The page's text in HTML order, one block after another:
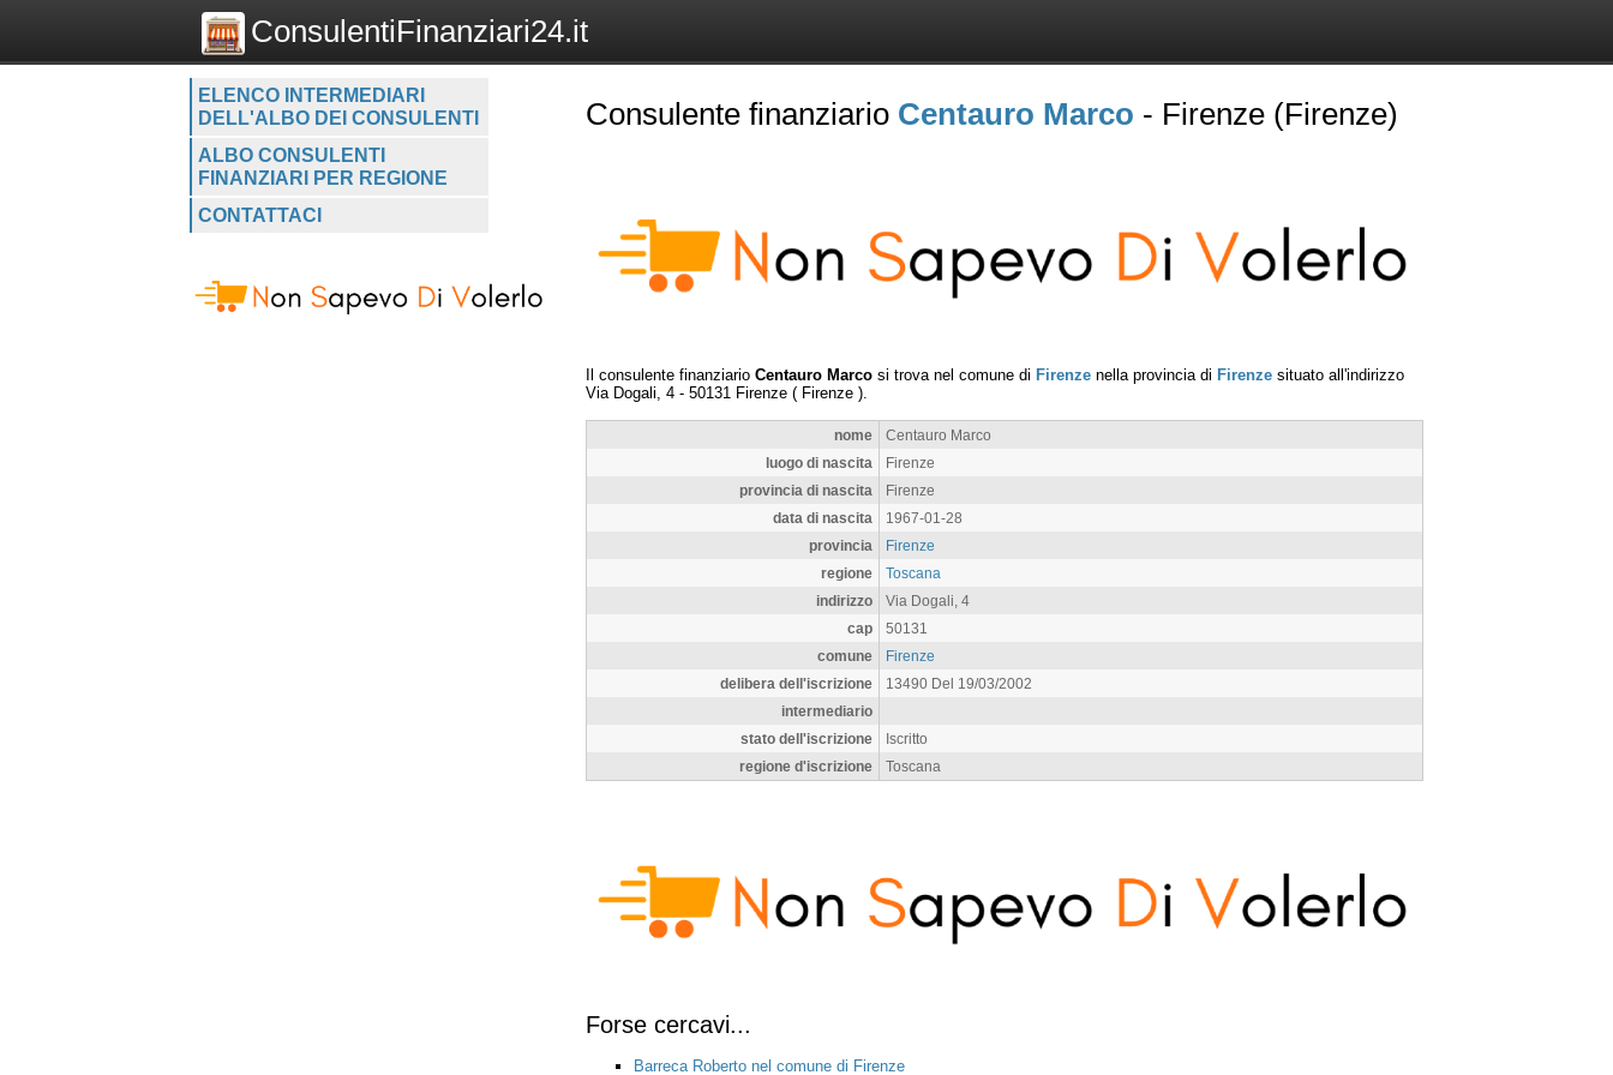
ConsulentiFinanziari24.it
ELENCO INTERMEDIARI
DELL'ALBO DEI CONSULENTI
ALBO CONSULENTI
FINANZIARI PER REGIONE
CONTATTACI
Consulente finanziario Centauro Marco - Firenze (Firenze)
Il consulente finanziario Centauro Marco si trova nel comune di Firenze nella provincia di Firenze situato all'indirizzo
Via Dogali, 4 - 50131 Firenze ( Firenze ).
nome
Centauro Marco
luogo di nascita
Firenze
provincia di nascita
Firenze
data di nascita
1967-01-28
provincia
Firenze
regione
Toscana
indirizzo
Via Dogali, 4
cap
50131
comune
Firenze
delibera dell'iscrizione
13490 Del 19/03/2002
intermediario
stato dell'iscrizione
Iscritto
regione d'iscrizione
Toscana
Forse cercavi...
Barreca Roberto nel comune di Firenze